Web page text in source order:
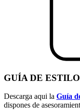
GUÍA DE ESTILO
Descarga aqui la Guía
dispones de